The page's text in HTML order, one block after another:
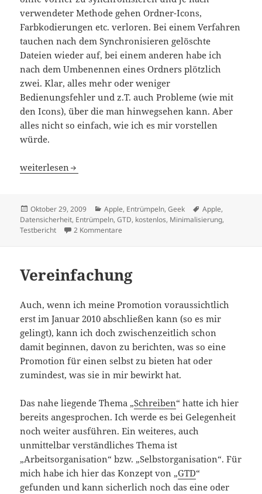
verwendeter Methode gehen Ordner-Icons,
Farbkodierungen etc. verloren. Bei einem Verfahren
tauchen nach dem Synchronisieren gelöschte
Dateien wieder auf, bei einem anderen habe ich
nach dem Umbenennen eines Ordners plötzlich
zwei. Klar, alles mehr oder weniger
Bedienungsfehler und z.T. auch Probleme (wie mit
den Icons), über die man hinwegsehen kann. Aber
alles nicht so einfach, wie ich es mir vorstellen
würde.
Dropbox scheint einen Blick wert zu sein
weiterlesen
Veröffentlicht
am
Oktober 29, 2009 Kategorien
Apple, Entrümpeln,Geek Schlagwörter
Apple,
Datensicherheit, Entrümpeln,GTD, kostenlos, Minimalisierung,
Testbericht
2 Kommentare
Vereinfachung
Auch, wenn ich meine Promotion voraussichtlich
erst im Januar 2010 abschließen kann (so es mir
gelingt), kann ich doch zwischenzeitlich schon
damit beginnen, davon zu berichten, was so eine
Promotion für einen selbst zu bieten hat oder
zumindest, was sie in mir bewirkt hat.
Das nahe liegende Thema „Schreiben“ hatte ich hier
bereits angesprochen. Ich werde es bei Gelegenheit
noch weiter ausführen. Ein weiteres, auch
unmittelbar verständliches Thema ist
„Arbeitsorganisation“ bzw. „Selbstorganisation“. Für
mich habe ich hier das Konzept von „GTD“
gefunden und kann sicherlich noch das eine oder